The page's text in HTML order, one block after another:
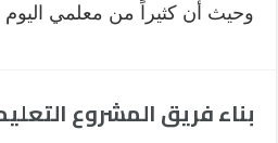
وحيث أن كثيراً من معلمي
بناء فريق المشروع